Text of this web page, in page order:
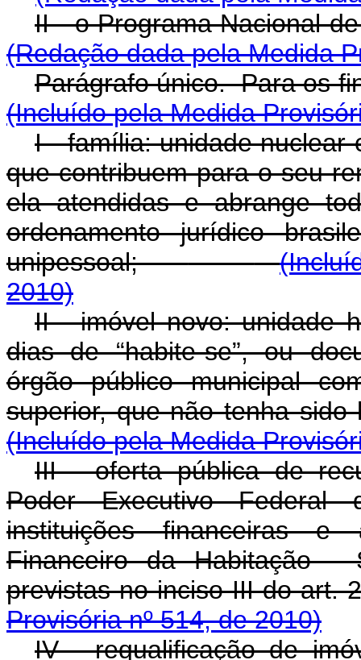
II - o Programa Nacional
(Redação dada pela Medida
Parágrafo único. Para os
(Incluído pela Medida
I - família: unidade nuclear
que contribuem para o seu
ela atendidas e abrange
ordenamento jurídico
unipessoal;
2010)
II - imóvel novo: unidade
dias de “habite-se”, ou
órgão público municipal
superior, que não tenha
(Incluído pela Medida
III - oferta pública de
Poder Executivo Federal
instituições financeiras e
Financeiro da Habitação -
previstas no inciso III do art. 2
Provisória nº 514, de 2010)
IV - requalificação de